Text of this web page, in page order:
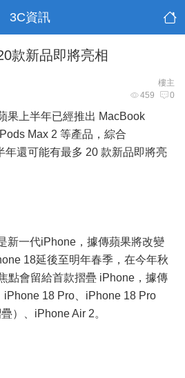
3C資訊
款新品即將亮相
樓主
459 0
果上半年已經推出 MacBook
Max 2 等產品，綜合
年還可能有最多 20 款新品即將亮
新一代iPhone，據傳蘋果將改變
18延後至明年春季，在今年秋
點會留給首款摺疊 iPhone，據傳
18 Pro、iPhone 18 Pro
）、iPhone Air 2。